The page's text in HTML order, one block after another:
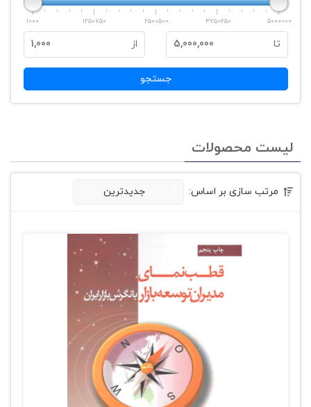
1000 1250750 2500500 3750250 5000000
تا 5,000,000 از 1,000
جستجو
لیست محصولات
مرتب سازی بر اساس: جدیدترین